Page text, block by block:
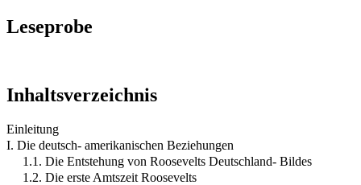
Leseprobe
Inhaltsverzeichnis
Einleitung
I. Die deutsch- amerikanischen Beziehungen
1.1. Die Entstehung von Roosevelts Deutschland- Bildes
1.2. Die erste Amtszeit Roosevelts